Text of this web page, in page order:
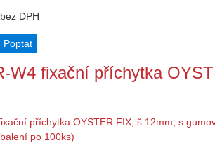
DPH
W4 fixační příchytka